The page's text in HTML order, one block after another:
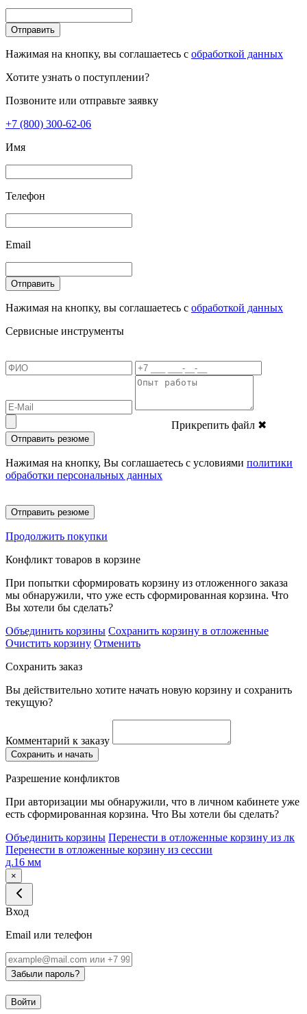
Отправить
Нажимая на кнопку, вы соглашаетесь с обработкой данных
Хотите узнать о поступлении?
Позвоните или отправьте заявку
+7 (800) 300-62-06
Имя
Телефон
Email
Отправить
Нажимая на кнопку, вы соглашаетесь с обработкой данных
Сервисные инструменты
Прикрепить файл ✖
Отправить резюме
Нажимая на кнопку, Вы соглашаетесь с условиями политики
обработки персональных данных
Отправить резюме
Продолжить покупки
Конфликт товаров в корзине
При попытки сформировать корзину из отложенного заказа
мы обнаружили, что уже есть сформированная корзина. Что
Вы хотели бы сделать?
Объединить корзины Сохранить корзину в отложенные
Очистить корзину Отменить
Сохранить заказ
Вы действительно хотите начать новую корзину и сохранить
текущую?
Комментарий к заказу
Сохранить и начать
Разрешение конфликтов
При авторизации мы обнаружили, что в личном кабинете уже
есть сформированная корзина. Что Вы хотели бы сделать?
Объединить корзины Перенести в отложенные корзину из лк
Перенести в отложенные корзину из сессии
д.16 мм
×
Вход
Email или телефон
Забыли пароль?
Войти